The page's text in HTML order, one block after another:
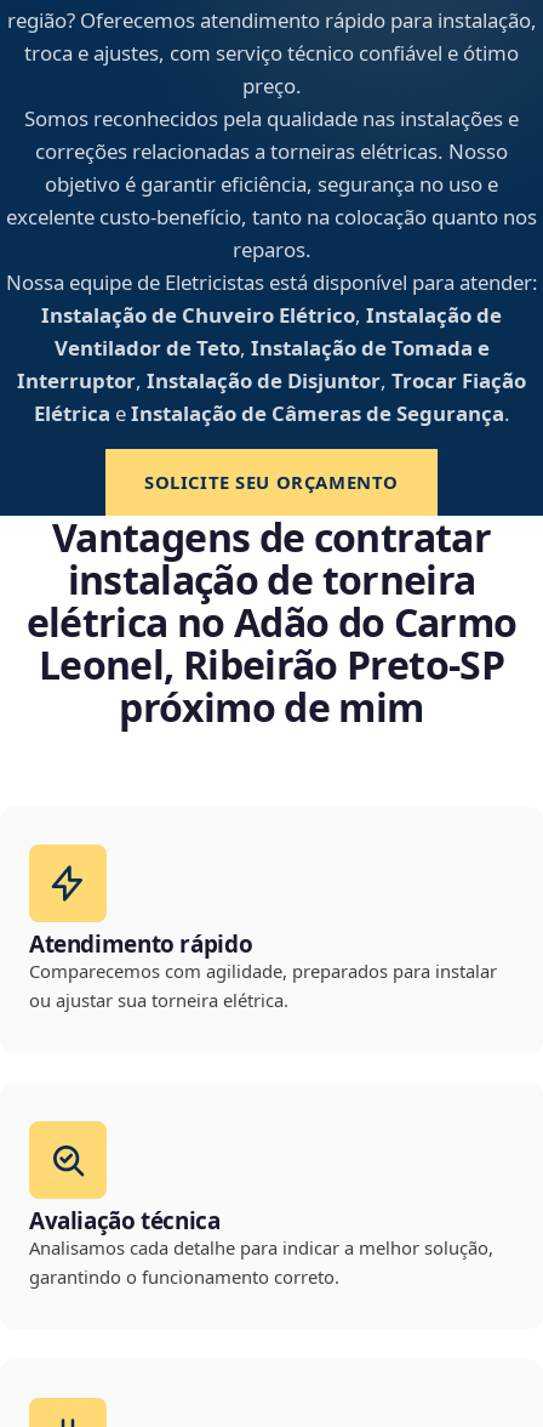
região? Oferecemos atendimento rápido para instalação,
troca e ajustes, com serviço técnico confiável e ótimo
preço.
Somos reconhecidos pela qualidade nas instalações e
correções relacionadas a torneiras elétricas. Nosso
objetivo é garantir eficiência, segurança no uso e
excelente custo-benefício, tanto na colocação quanto nos
reparos.
Nossa equipe de Eletricistas está disponível para atender:
Instalação de Chuveiro Elétrico, Instalação de
Ventilador de Teto, Instalação de Tomada e
Interruptor, Instalação de Disjuntor, Trocar Fiação
Elétrica eInstalação de Câmeras de Segurança.
SOLICITE SEU ORÇAMENTO
Vantagens de contratar
instalação de torneira
elétrica no Adão do Carmo
Leonel, Ribeirão Preto‑SP
próximo de mim
Atendimento rápido
Comparecemos com agilidade, preparados para instalar
ou ajustar sua torneira elétrica.
Avaliação técnica
Analisamos cada detalhe para indicar a melhor solução,
garantindo o funcionamento correto.